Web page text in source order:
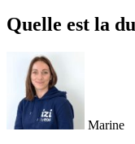
Quelle est la
Marine